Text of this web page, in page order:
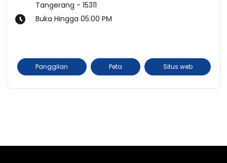
Tangerang - 15311
Buka Hingga 05:00 PM
Panggilan Peta Situs web